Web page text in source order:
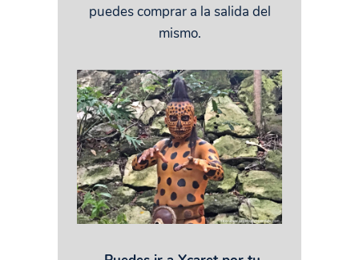
puedes comprar a la salida del
mismo.